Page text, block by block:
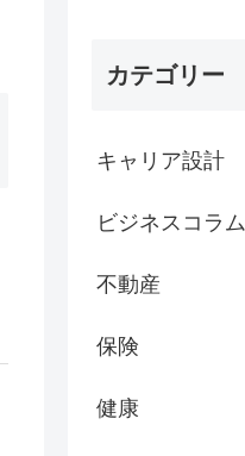
カテゴリー
キャリア設計
ビジネスコラム
不動産
保険
健康